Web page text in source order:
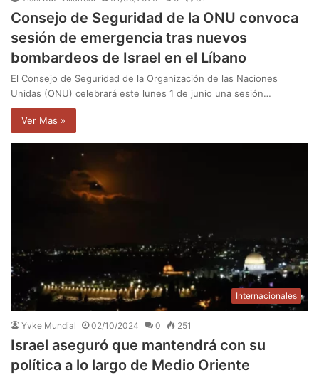
Consejo de Seguridad de la ONU convoca
sesión de emergencia tras nuevos
bombardeos de Israel en el Líbano
El Consejo de Seguridad de la Organización de las Naciones
Unidas (ONU) celebrará este lunes 1 de junio una sesión…
Ver Mas »
Internacionales
Yvke Mundial 02/10/2024 0 251
Israel aseguró que mantendrá con su
política a lo largo de Medio Oriente